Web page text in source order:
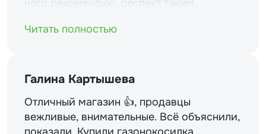
чего.рекомендую. респект таким
Читать полностью
Галина Картышева
Отличный магазин 👍, продавцы
вежливые, внимательные. Всё объяснили,